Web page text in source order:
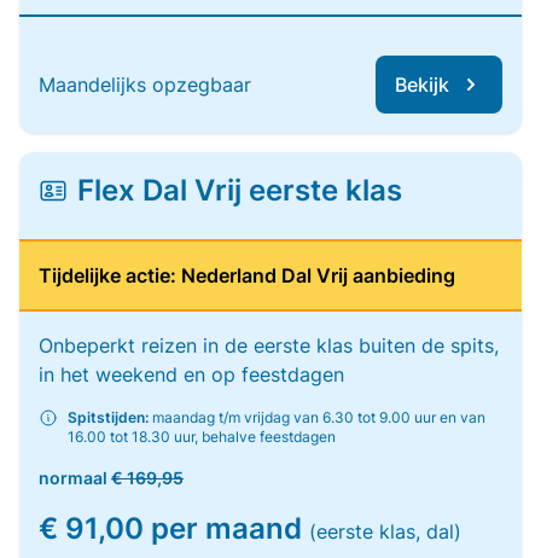
Maandelijks opzegbaar Bekijk
Flex Dal Vrij eerste klas
Tijdelijke actie: Nederland Dal Vrij aanbieding
Onbeperkt reizen in de eerste klas buiten de spits,
in het weekend en op feestdagen
Spitstijden: maandag t/m vrijdag van 6.30 tot 9.00 uur en van
16.00 tot 18.30 uur, behalve feestdagen
normaal € 169,95
€ 91,00 per maand (eerste klas, dal)